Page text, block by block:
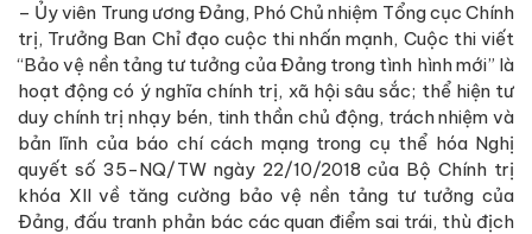
– Ủy viên Trung ương Đảng, Phó Chủ nhiệm Tổng cục Chính
trị, Trưởng Ban Chỉ đạo cuộc thi nhấn mạnh, Cuộc thi viết
“Bảo vệ nền tảng tư tưởng của Đảng trong tình hình mới” là
hoạt động có ý nghĩa chính trị, xã hội sâu sắc; thể hiện tư
duy chính trị nhạy bén, tinh thần chủ động, trách nhiệm và
bản lĩnh của báo chí cách mạng trong cụ thể hóa Nghị
quyết số 35-NQ/TW ngày 22/10/2018 của Bộ Chính trị
khóa XII về tăng cường bảo vệ nền tảng tư tưởng của
Đảng, đấu tranh phản bác các quan điểm sai trái, thù địch